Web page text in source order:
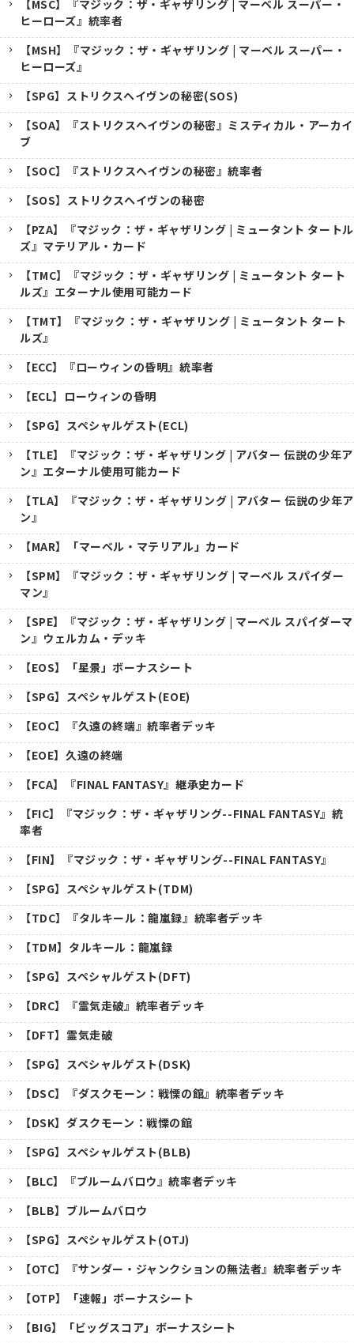
【MSC】『マジック：ザ・ギャザリング | マーベル スーパー・
ヒーローズ』統率者
【MSH】『マジック：ザ・ギャザリング | マーベル スーパー・
ヒーローズ』
【SPG】ストリクスヘイヴンの秘密(SOS)
【SOA】『ストリクスヘイヴンの秘密』ミスティカル・アーカイ
ブ
【SOC】『ストリクスヘイヴンの秘密』統率者
【SOS】ストリクスヘイヴンの秘密
【PZA】『マジック：ザ・ギャザリング | ミュータント タートル
ズ』マテリアル・カード
【TMC】『マジック：ザ・ギャザリング | ミュータント タート
ルズ』エターナル使用可能カード
【TMT】『マジック：ザ・ギャザリング | ミュータント タート
ルズ』
【ECC】『ローウィンの昏明』統率者
【ECL】ローウィンの昏明
【SPG】スペシャルゲスト(ECL)
【TLE】『マジック：ザ・ギャザリング | アバター 伝説の少年ア
ン』エターナル使用可能カード
【TLA】『マジック：ザ・ギャザリング | アバター 伝説の少年ア
ン』
【MAR】「マーベル・マテリアル」カード
【SPM】『マジック：ザ・ギャザリング | マーベル スパイダー
マン』
【SPE】『マジック：ザ・ギャザリング | マーベル スパイダーマ
ン』ウェルカム・デッキ
【EOS】「星景」ボーナスシート
【SPG】スペシャルゲスト(EOE)
【EOC】『久遠の終端』統率者デッキ
【EOE】久遠の終端
【FCA】『FINAL FANTASY』継承史カード
【FIC】『マジック：ザ・ギャザリング--FINAL FANTASY』統
率者
【FIN】『マジック：ザ・ギャザリング--FINAL FANTASY』
【SPG】スペシャルゲスト(TDM)
【TDC】『タルキール：龍嵐録』統率者デッキ
【TDM】タルキール：龍嵐録
【SPG】スペシャルゲスト(DFT)
【DRC】『霊気走破』統率者デッキ
【DFT】霊気走破
【SPG】スペシャルゲスト(DSK)
【DSC】『ダスクモーン：戦慄の館』統率者デッキ
【DSK】ダスクモーン：戦慄の館
【SPG】スペシャルゲスト(BLB)
【BLC】『ブルームバロウ』統率者デッキ
【BLB】ブルームバロウ
【SPG】スペシャルゲスト(OTJ)
【OTC】『サンダー・ジャンクションの無法者』統率者デッキ
【OTP】「速報」ボーナスシート
【BIG】「ビッグスコア」ボーナスシート